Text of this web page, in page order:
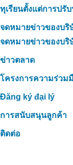
ทุเรียนตั้งแต่การปรั
จดหมายข่าวของบริ
จดหมายข่าวของบริ
ข่าวตลาด
โครงการความร่วม
Đăng ký đại lý
การสนับสนุนลูกค้า
ติดต่อ